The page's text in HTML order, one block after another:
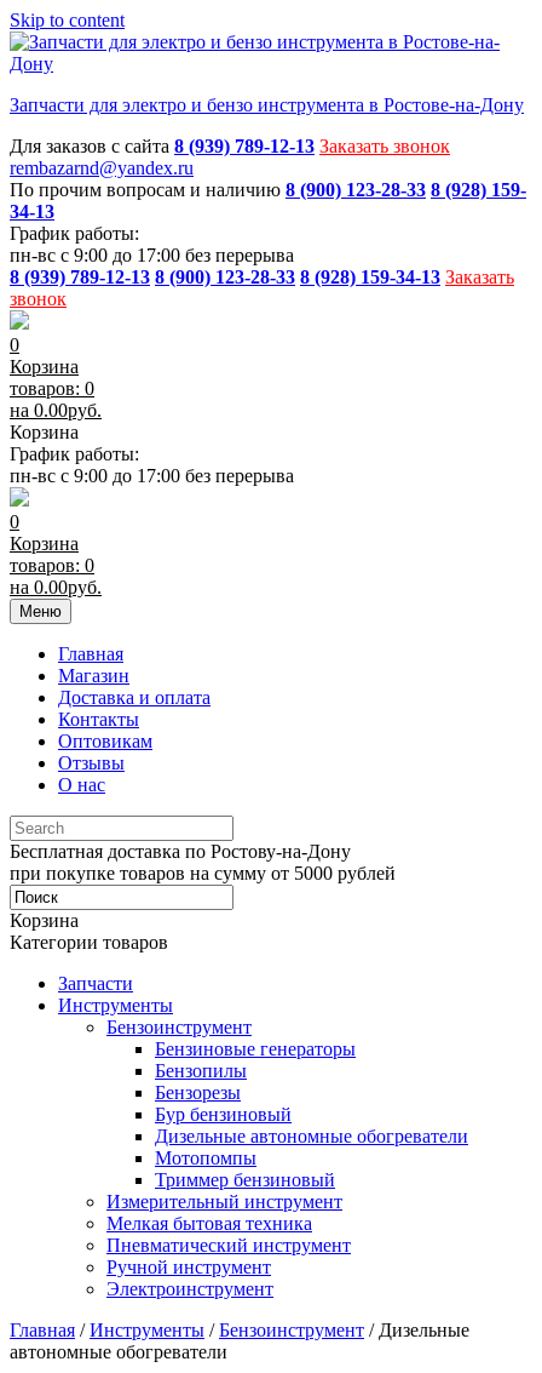
Skip to content
Запчасти для электро и бензо инструмента в Ростове-на-Дону
Для заказов с сайта 8 (939) 789-12-13 Заказать звонок
rembazarnd@yandex.ru
По прочим вопросам и наличию 8 (900) 123-28-33 8 (928) 159-
34-13
График работы:
пн-вс с 9:00 до 17:00 без перерыва
8 (939) 789-12-13 8 (900) 123-28-33 8 (928) 159-34-13 Заказать
звонок
0
Корзина
товаров: 0
на 0.00руб.
Корзина
График работы:
пн-вс с 9:00 до 17:00 без перерыва
0
Корзина
товаров: 0
на 0.00руб.
Меню
Главная
Магазин
Доставка и оплата
Контакты
Оптовикам
Отзывы
О нас
Бесплатная доставка по Ростову-на-Дону
при покупке товаров на сумму от 5000 рублей
Корзина
Категории товаров
Запчасти
Инструменты
Бензоинструмент
Бензиновые генераторы
Бензопилы
Бензорезы
Бур бензиновый
Дизельные автономные обогреватели
Мотопомпы
Триммер бензиновый
Измерительный инструмент
Мелкая бытовая техника
Пневматический инструмент
Ручной инструмент
Электроинструмент
Главная /Инструменты /Бензоинструмент / Дизельные
автономные обогреватели